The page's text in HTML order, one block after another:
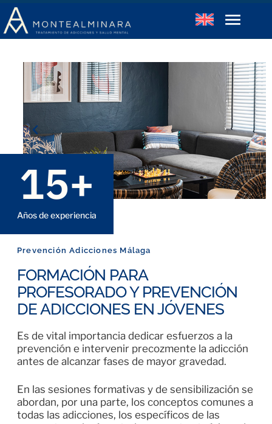
Prevención Adicciones Málaga
FORMACIÓN PARA
PROFESORADO Y PREVENCIÓN
DE ADICCIONES EN JÓVENES
Es de vital importancia dedicar esfuerzos a la
prevención e intervenir precozmente la adicción
antes de alcanzar fases de mayor gravedad.
En las sesiones formativas y de sensibilización se
abordan, por una parte, los conceptos comunes a
todas las adicciones, los específicos de las
Años de experiencia
15+